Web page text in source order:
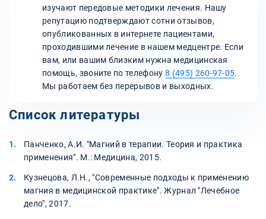
изучают передовые методики лечения. Нашу
репутацию подтверждают сотни отзывов,
опубликованных в интернете пациентами,
проходившими лечение в нашем медцентре. Если
вам, или вашим близким нужна медицинская
помощь, звоните по телефону 8 (495) 260-97-05.
Мы работаем без перерывов и выходных.
Список литературы
Панченко, А.И. "Магний в терапии. Теория и практика
применения". М.: Медицина, 2015.
Кузнецова, Л.Н., "Современные подходы к применению
магния в медицинской практике". Журнал "Лечебное
дело", 2017.